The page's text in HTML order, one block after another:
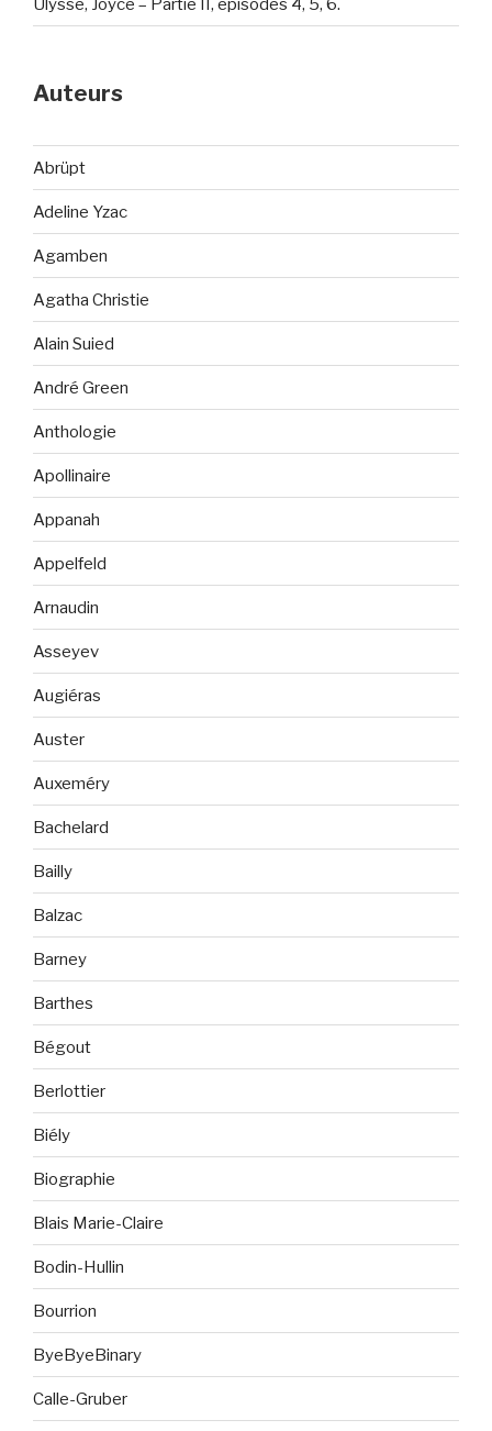
Ulysse, Joyce – Partie II, épisodes 4, 5, 6.
Auteurs
Abrüpt
Adeline Yzac
Agamben
Agatha Christie
Alain Suied
André Green
Anthologie
Apollinaire
Appanah
Appelfeld
Arnaudin
Asseyev
Augiéras
Auster
Auxeméry
Bachelard
Bailly
Balzac
Barney
Barthes
Bégout
Berlottier
Biély
Biographie
Blais Marie-Claire
Bodin-Hullin
Bourrion
ByeByeBinary
Calle-Gruber